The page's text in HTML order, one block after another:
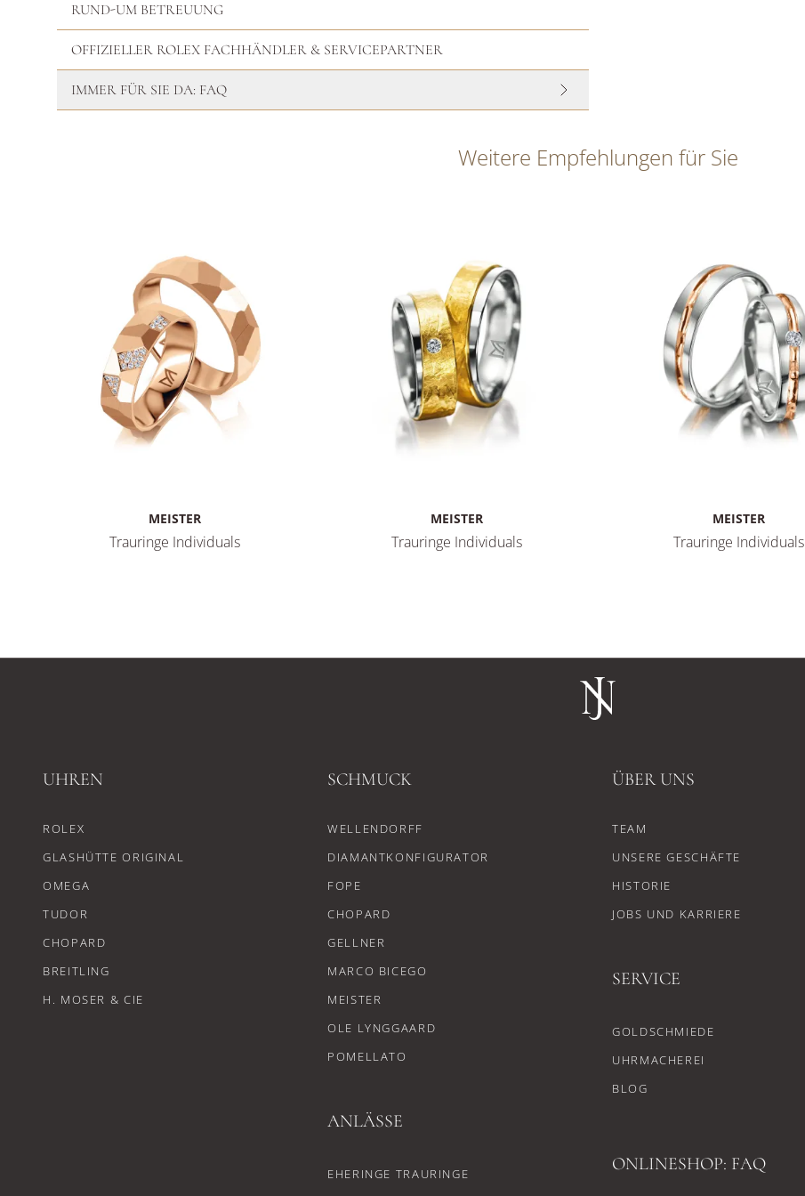
RUND-UM BETREUUNG
OFFIZIELLER ROLEX FACHHÄNDLER & SERVICEPARTNER
IMMER FÜR SIE DA: FAQ
Weitere Empfehlungen für Sie
MEISTER
Trauringe Individuals
MEISTER
Trauringe Individuals
MEISTER
Trauringe Individuals
UHREN
ROLEX
GLASHÜTTE ORIGINAL
OMEGA
TUDOR
CHOPARD
BREITLING
H. MOSER & CIE
SCHMUCK
WELLENDORFF
DIAMANTKONFIGURATOR
FOPE
CHOPARD
GELLNER
MARCO BICEGO
MEISTER
OLE LYNGGAARD
POMELLATO
ANLÄSSE
EHERINGE TRAURINGE
ÜBER UNS
TEAM
UNSERE GESCHÄFTE
HISTORIE
JOBS UND KARRIERE
SERVICE
GOLDSCHMIEDE
UHRMACHEREI
BLOG
ONLINESHOP: FAQ